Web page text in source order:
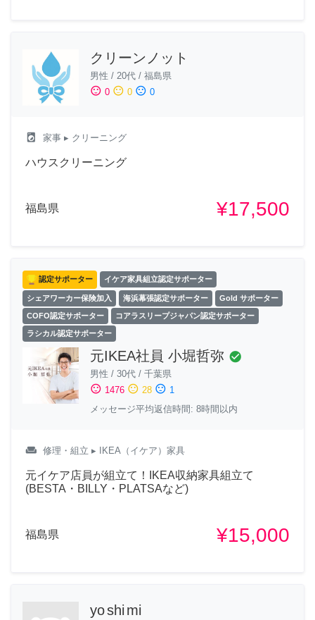
クリーンノット
男性 / 20代 / 福島県
sentiment_satisfied 0 sentiment_neutral 0 sentiment_dissatisfied 0
local_laundry_service 家事 ▸ クリーニング
ハウスクリーニング
福島県 ¥17,500
認定サポーター イケア家具組立認定サポーター
シェアワーカー保険加入 海浜幕張認定サポーター Gold サポーター
COFO認定サポーター コアラスリープジャパン認定サポーター
ラシカル認定サポーター
元IKEA社員 小堀哲弥 check_circle
男性 / 30代 / 千葉県
sentiment_satisfied 1476 sentiment_neutral 28 sentiment_dissatisfied 1
メッセージ平均返信時間: 8時間以内
weekend 修理・組立 ▸ IKEA（イケア）家具
元イケア店員が組立て！IKEA収納家具組立て
(BESTA・BILLY・PLATSAなど)
福島県 ¥15,000
yo shi mi